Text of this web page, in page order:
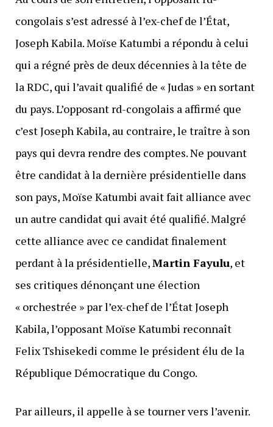
congolais s’est adressé à l’ex-chef de l’État,
Joseph Kabila. Moïse Katumbi a répondu à celui
qui a régné près de deux décennies à la tête de
la RDC, qui l’avait qualifié de « Judas » en sortant
du pays. L’opposant rd-congolais a affirmé que
c’est Joseph Kabila, au contraire, le traître à son
pays qui devra rendre des comptes. Ne pouvant
être candidat à la dernière présidentielle dans
son pays, Moïse Katumbi avait fait alliance avec
un autre candidat qui avait été qualifié. Malgré
cette alliance avec ce candidat finalement
perdant à la présidentielle,Martin Fayulu, et
ses critiques dénonçant une élection
« orchestrée » par l’ex-chef de l’État Joseph
Kabila, l’opposant Moïse Katumbi reconnaît
Felix Tshisekedi comme le président élu de la
République Démocratique du Congo.
Par ailleurs, il appelle à se tourner vers l’avenir.